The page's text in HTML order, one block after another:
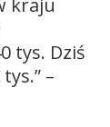
tys. Dziś
–